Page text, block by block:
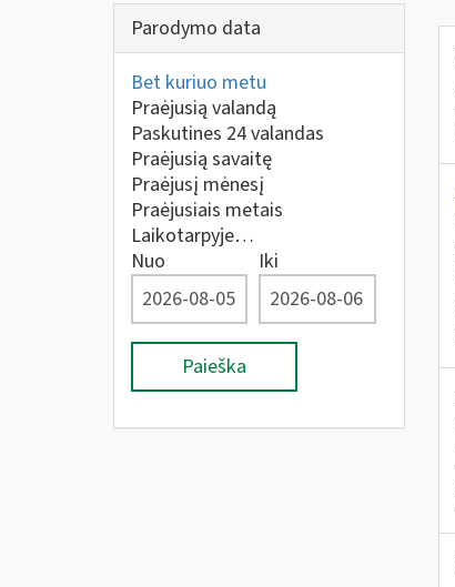
Parodymo data
Bet kuriuo metu
Praėjusią valandą
Paskutines 24 valandas
Praėjusią savaitę
Praėjusį mėnesį
Praėjusiais metais
Laikotarpyje…
Nuo
Iki
Paieška